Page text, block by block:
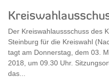
Der Kreiswahlaussschuss des
Steinburg für die Kreiswahl
tagt am Donnerstag, dem 03.
2018, um 09.30 Uhr.
das...